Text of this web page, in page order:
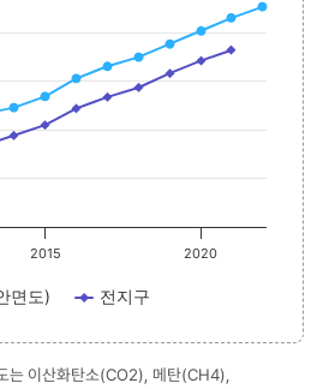
values. Range: 2010 to 2022
단위(ppm). Data ranges from 390.1 to
면도) 전지구
2020
2015
는 이산화탄소(CO2), 메탄(CH4),